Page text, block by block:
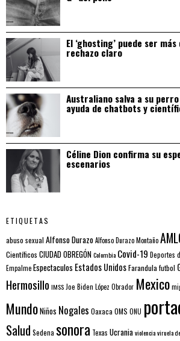
El ‘ghosting’ puede ser
rechazo claro
Australiano salva a su
ayuda de chatbots y
Céline Dion confirma su
escenarios
ETIQUETAS
abuso sexual Alfonso DurazoAlfonso Durazo Montaño
Científicos CIUDAD OBREGÓNColombia Covid-19 Deportes
EmpalmeEspectaculos Estados UnidosFarandulafutbol
Hermosillo IMSS Joe Biden López Obrador Mexico
MundoNiños Nogales Oaxaca OMS ONU
Salud Sedena sonora Texas Ucraniaviolenciaviruela